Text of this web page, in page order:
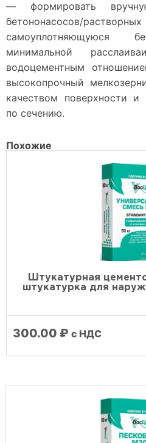
— формировать
бетононасосов/
минимальной
водоцементным
высокопрочный
качеством поверхности и
по сечению.
Похожие
Штукатурная
штукатурка для
300.00 ₽ с НДС